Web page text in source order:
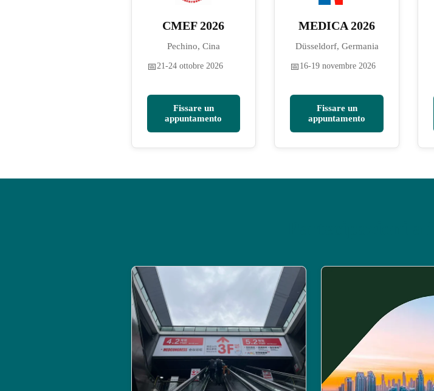
CMEF 2026
Pechino, Cina
📅21-24 ottobre 2026
Fissare un
appuntamento
MEDICA 2026
Düsseldorf, Germania
📅 16-19 novembre 2026
Fissare un
appuntamento